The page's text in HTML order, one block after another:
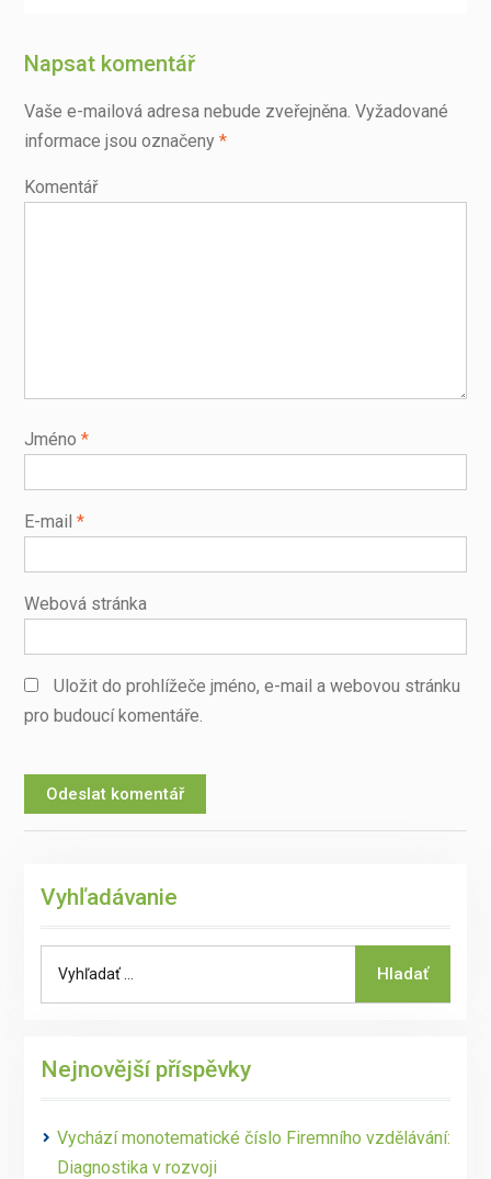
Napsat komentář
Vaše e-mailová adresa nebude zveřejněna. Vyžadované
informace jsou označeny *
Komentář
Jméno *
E-mail *
Webová stránka
Uložit do prohlížeče jméno, e-mail a webovou stránku
pro budoucí komentáře.
Vyhľadávanie
Hladať
Nejnovější příspěvky
Vychází monotematické číslo Firemního vzdělávání:
Diagnostika v rozvoji